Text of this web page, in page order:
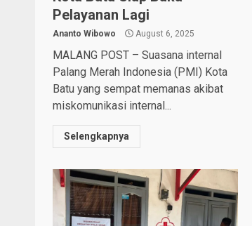
Pelayanan Lagi
Ananto Wibowo August 6, 2025
MALANG POST – Suasana internal
Palang Merah Indonesia (PMI) Kota
Batu yang sempat memanas akibat
miskomunikasi internal...
Selengkapnya